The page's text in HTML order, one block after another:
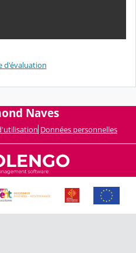
d'évaluation
Naves
Données personnelles